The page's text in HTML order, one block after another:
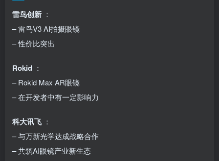
雷鸟创新 ：
– 雷鸟V3 AI拍摄眼镜
– 性价比突出
Rokid ：
– Rokid Max AR眼镜
– 在开发者中有一定影响力
科大讯飞 ：
– 与万新光学达成战略合作
– 共筑AI眼镜产业新生态